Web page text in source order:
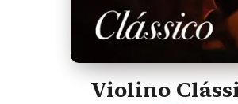
Violino